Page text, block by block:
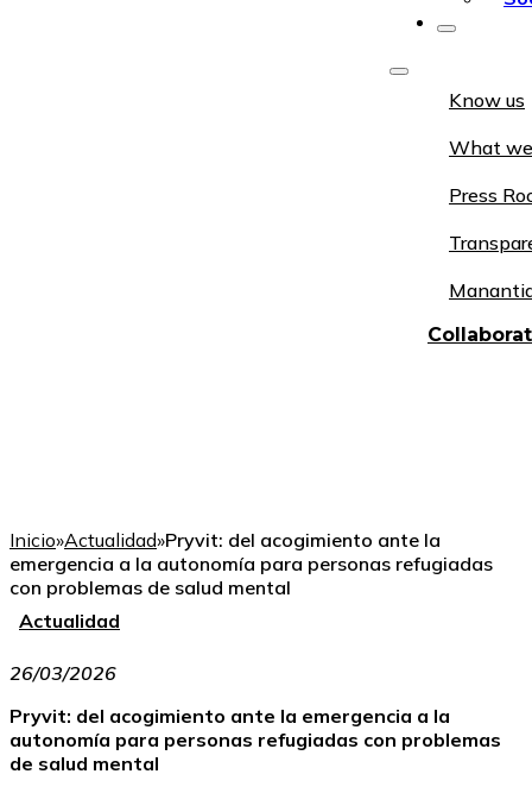
Know us
What
Press
Inicio»Actualidad»Pryvit: del acogimiento ante la
emergencia a la autonomía para personas refugiadas
con problemas de salud mental
Actualidad
26/03/2026
Pryvit: del acogimiento ante la emergencia a la
autonomía para personas refugiadas con problemas
de salud mental